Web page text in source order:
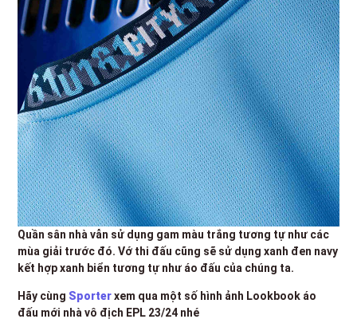
Quần sân nhà vẫn sử dụng gam màu trắng tương tự như các
mùa giải trước đó. Vớ thi đấu cũng sẽ sử dụng xanh đen navy
kết hợp xanh biển tương tự như áo đấu của chúng ta.
Hãy cùng Sporterxem qua một số hình ảnh Lookbook áo
đấu mới nhà vô địch EPL 23/24 nhé